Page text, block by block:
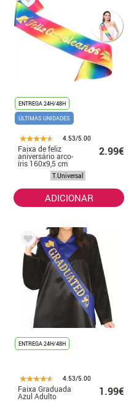
ENTREGA 24H/48H
ÚLTIMAS UNIDADES
4.53/5.00
Faixa de feliz
aniversário arco-
íris 160x9,5 cm
2.99€
T.Universal
ADICIONAR
ENTREGA 24H/48H
4.53/5.00
Faixa Graduada
Azul Adulto 1.99€